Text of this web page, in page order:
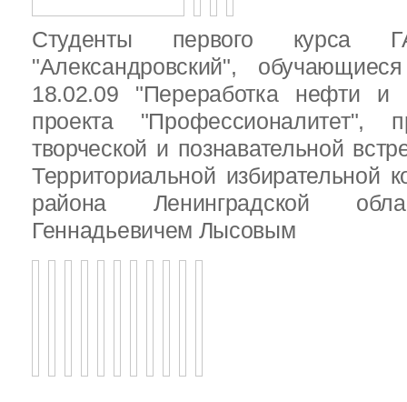
Студенты первого
"Александровский",
18.02.09 "Переработка нефти и
проекта "Профессионалитет",
творческой и познавательной
Территориальной избирательной
района Ленинградской
Геннадьевичем Лысовым